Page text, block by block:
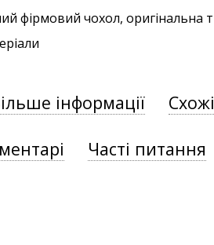
фірмовий чохол, оригінальна
інформації
Часті питання